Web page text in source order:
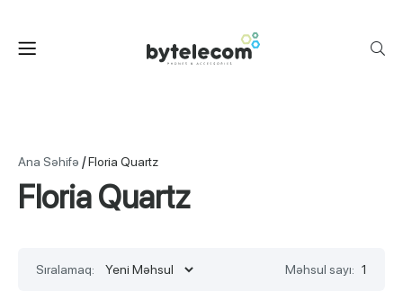
Ana Səhifə /Floria Quartz
Floria Quartz
Sıralamaq: Məhsul sayı: 1